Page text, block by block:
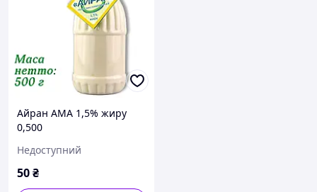
Айран АМА 1,5% жиру
0,500
Недоступний
50₴